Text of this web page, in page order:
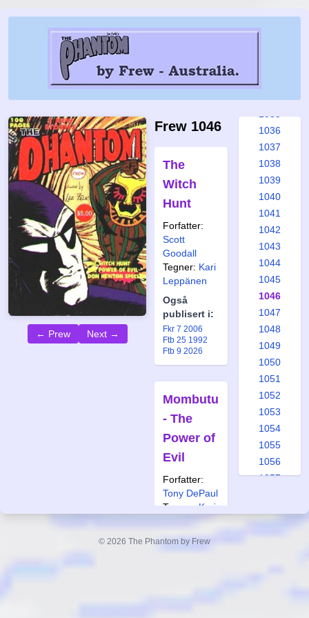
← Prew Next →
Frew 1046
The
Witch
Hunt
Forfatter:
Scott
Goodall
Tegner: Kari
Leppänen
Også
publisert i:
Fkr 7 2006
Ftb 25 1992
Ftb 9 2026
Mombutu
- The
Power of
Evil
Forfatter:
Tony DePaul
Tegner:
Kari
Leppänen
Også
1029
1030
1036
1037
1038
1039
1040
1041
1042
1043
1044
1045
1046
1047
1048
1049
1050
1051
1052
1053
1054
1055
1056
1057
© 2026 The Phantom by Frew